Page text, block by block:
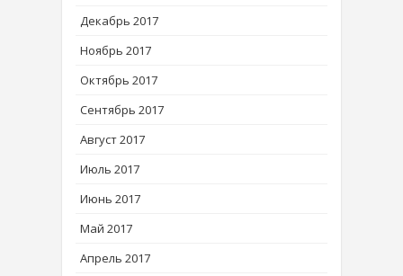
Декабрь 2017
Ноябрь 2017
Октябрь 2017
Сентябрь 2017
Август 2017
Июль 2017
Июнь 2017
Май 2017
Апрель 2017